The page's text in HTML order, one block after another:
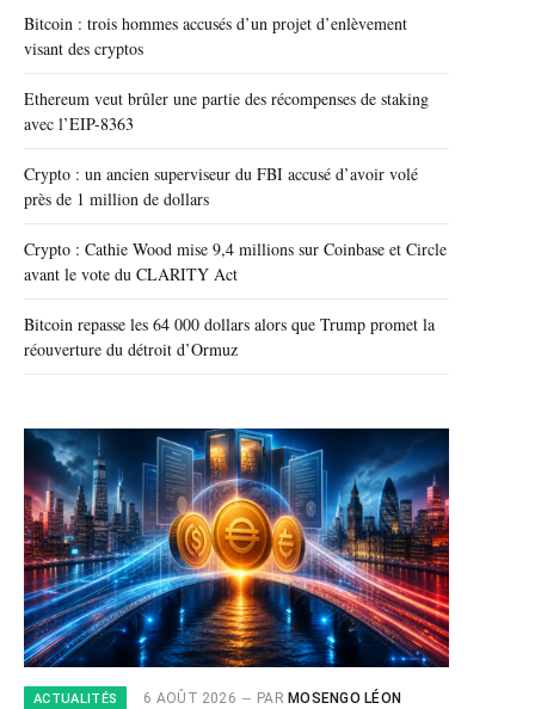
Bitcoin : trois hommes accusés d’un projet d’enlèvement
visant des cryptos
Ethereum veut brûler une partie des récompenses de staking
avec l’EIP-8363
Crypto : un ancien superviseur du FBI accusé d’avoir volé
près de 1 million de dollars
Crypto : Cathie Wood mise 9,4 millions sur Coinbase et Circle
avant le vote du CLARITY Act
Bitcoin repasse les 64 000 dollars alors que Trump promet la
réouverture du détroit d’Ormuz
ACTUALITÉS 6 AOÛT 2026 PAR MOSENGO LÉON